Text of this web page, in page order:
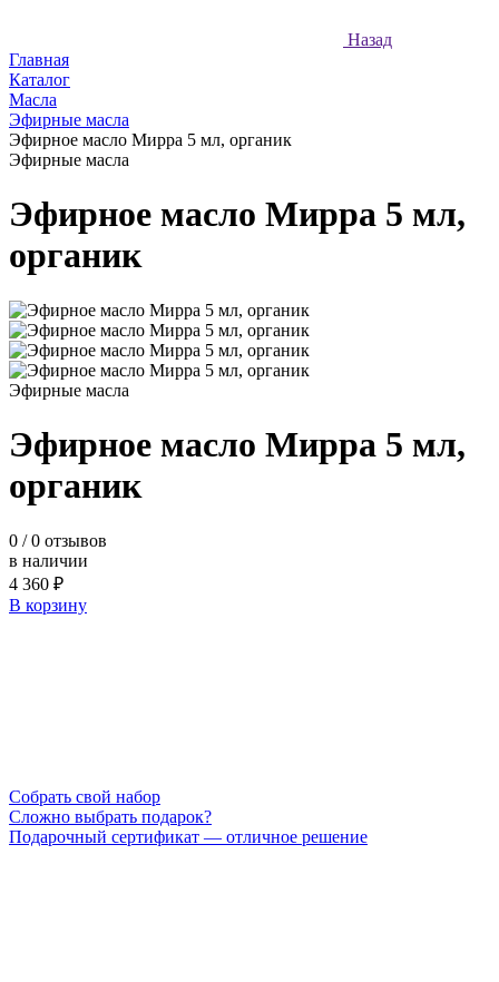
Назад
Главная
Каталог
Масла
Эфирные масла
Эфирное масло Мирра 5 мл, органик
Эфирные масла
Эфирное масло Мирра 5 мл,
органик
Эфирные масла
Эфирное масло Мирра 5 мл,
органик
0 / 0 отзывов
в наличии
4 360 ₽
В корзину
Cобрать свой набор
Сложно выбрать подарок?
Подарочный сертификат — отличное решение